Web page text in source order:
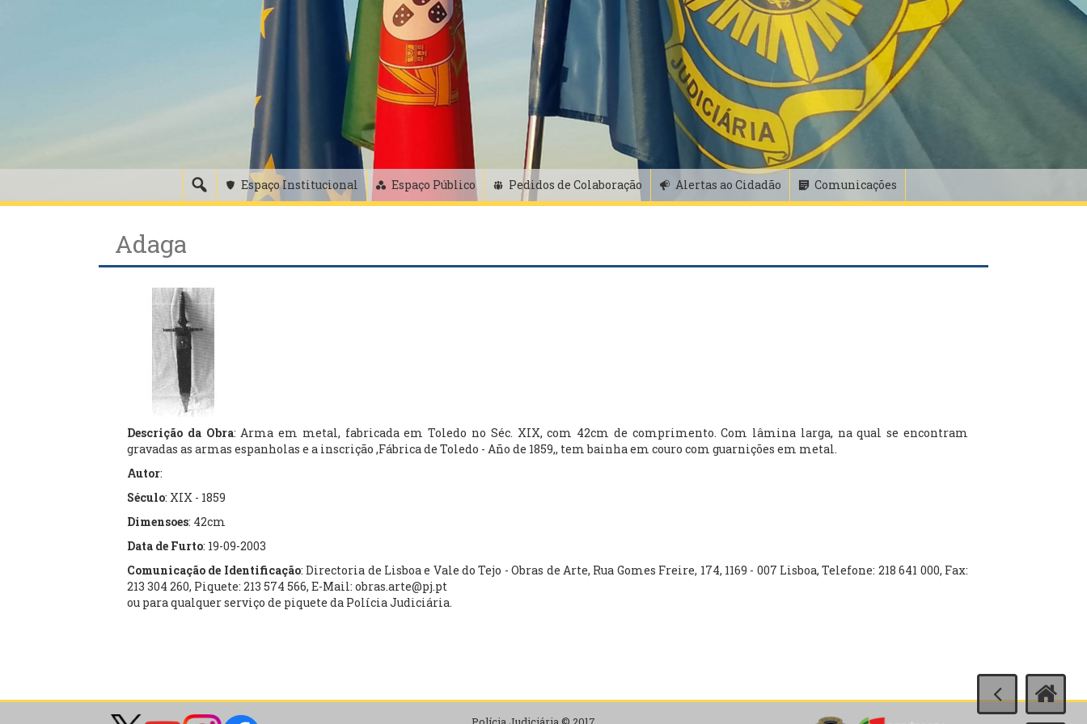
Espaço Institucional Espaço Público Pedidos de Colaboração Alertas ao Cidadão Comunicações
Adaga
Descrição da Obra: Arma em metal, fabricada em Toledo no Séc. XIX, com 42cm de comprimento. Com lâmina larga, na qual se encontram
gravadas as armas espanholas e a inscrição ,Fábrica de Toledo - Año de 1859,, tem bainha em couro com guarnições em metal.
Autor:
Século: XIX - 1859
Dimensoes: 42cm
Data de Furto: 19-09-2003
Comunicação de Identificação: Directoria de Lisboa e Vale do Tejo - Obras de Arte, Rua Gomes Freire, 174, 1169 - 007 Lisboa, Telefone: 218 641 000, Fax:
213 304 260, Piquete: 213 574 566, E-Mail: obras.arte@pj.pt
ou para qualquer serviço de piquete da Polícia Judiciária.